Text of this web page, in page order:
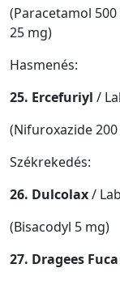
(Paracetamol
25 mg)
Hasmenés:
25. Ercefuriyl /
(Nifuroxazide
Székrekedés:
26. Dulcolax/
(Bisacodyl 5 mg)
27. Dragees Fuca